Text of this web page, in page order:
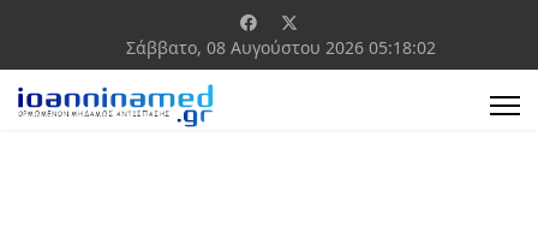
Σάββατο, 08 Αυγούστου 2026 05:18:02